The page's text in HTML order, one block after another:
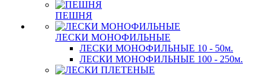
ПЕШНЯ
ЛЕСКИ МОНОФИЛЬНЫЕ
ЛЕСКИ МОНОФИЛЬНЫЕ 10 - 50м.
ЛЕСКИ МОНОФИЛЬНЫЕ 100 - 250м.